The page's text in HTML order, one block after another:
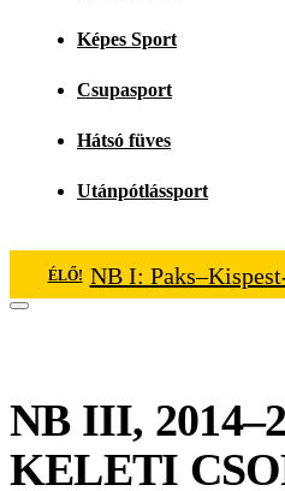
Képes Sport
Csupasport
Hátsó füves
Utánpótlássport
ÉLŐ! NB I:
NB III,
KELETI